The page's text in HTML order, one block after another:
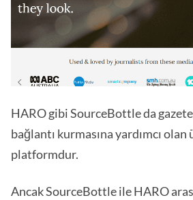
HARO gibi SourceBottle da
bağlantı kurmasına yardımcı
platformdur.
Ancak SourceBottle ile HARO